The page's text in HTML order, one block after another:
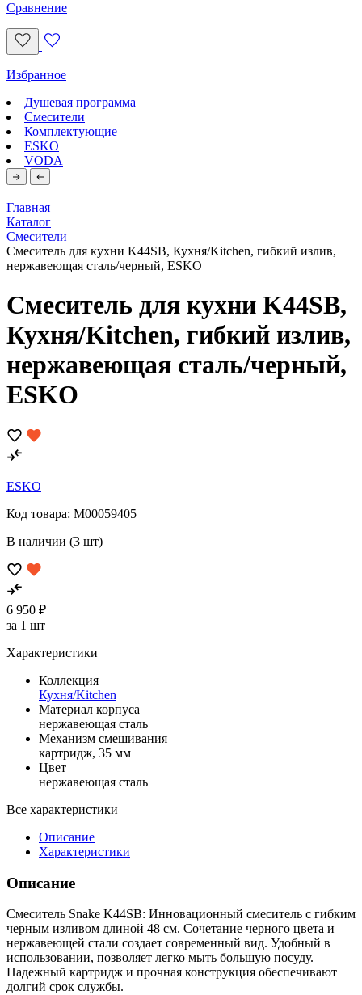
Сравнение
Избранное
Душевая программа
Смесители
Комплектующие
ESKO
VODA
Главная
Каталог
Смесители
Смеситель для кухни K44SB, Кухня/Kitchen, гибкий излив,
нержавеющая сталь/черный, ESKO
Смеситель для кухни K44SB,
Кухня/Kitchen, гибкий излив,
нержавеющая сталь/черный,
ESKO
ESKO
Код товара: M00059405
В наличии (3 шт)
6 950 ₽
за 1 шт
Характеристики
Коллекция
Кухня/Kitchen
Материал корпуса
нержавеющая сталь
Механизм смешивания
картридж, 35 мм
Цвет
нержавеющая сталь
Все характеристики
Описание
Характеристики
Описание
Смеситель Snake K44SB: Инновационный смеситель с гибким
черным изливом длиной 48 см. Сочетание черного цвета и
нержавеющей стали создает современный вид. Удобный в
использовании, позволяет легко мыть большую посуду.
Надежный картридж и прочная конструкция обеспечивают
долгий срок службы.